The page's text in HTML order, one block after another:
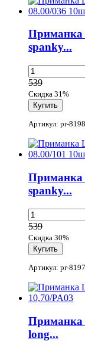
Приманка
spanky...
539
Скидка 31%
Артикул: pr-
Приманка
spanky...
539
Скидка 30%
Артикул: pr-
Приманка
long...